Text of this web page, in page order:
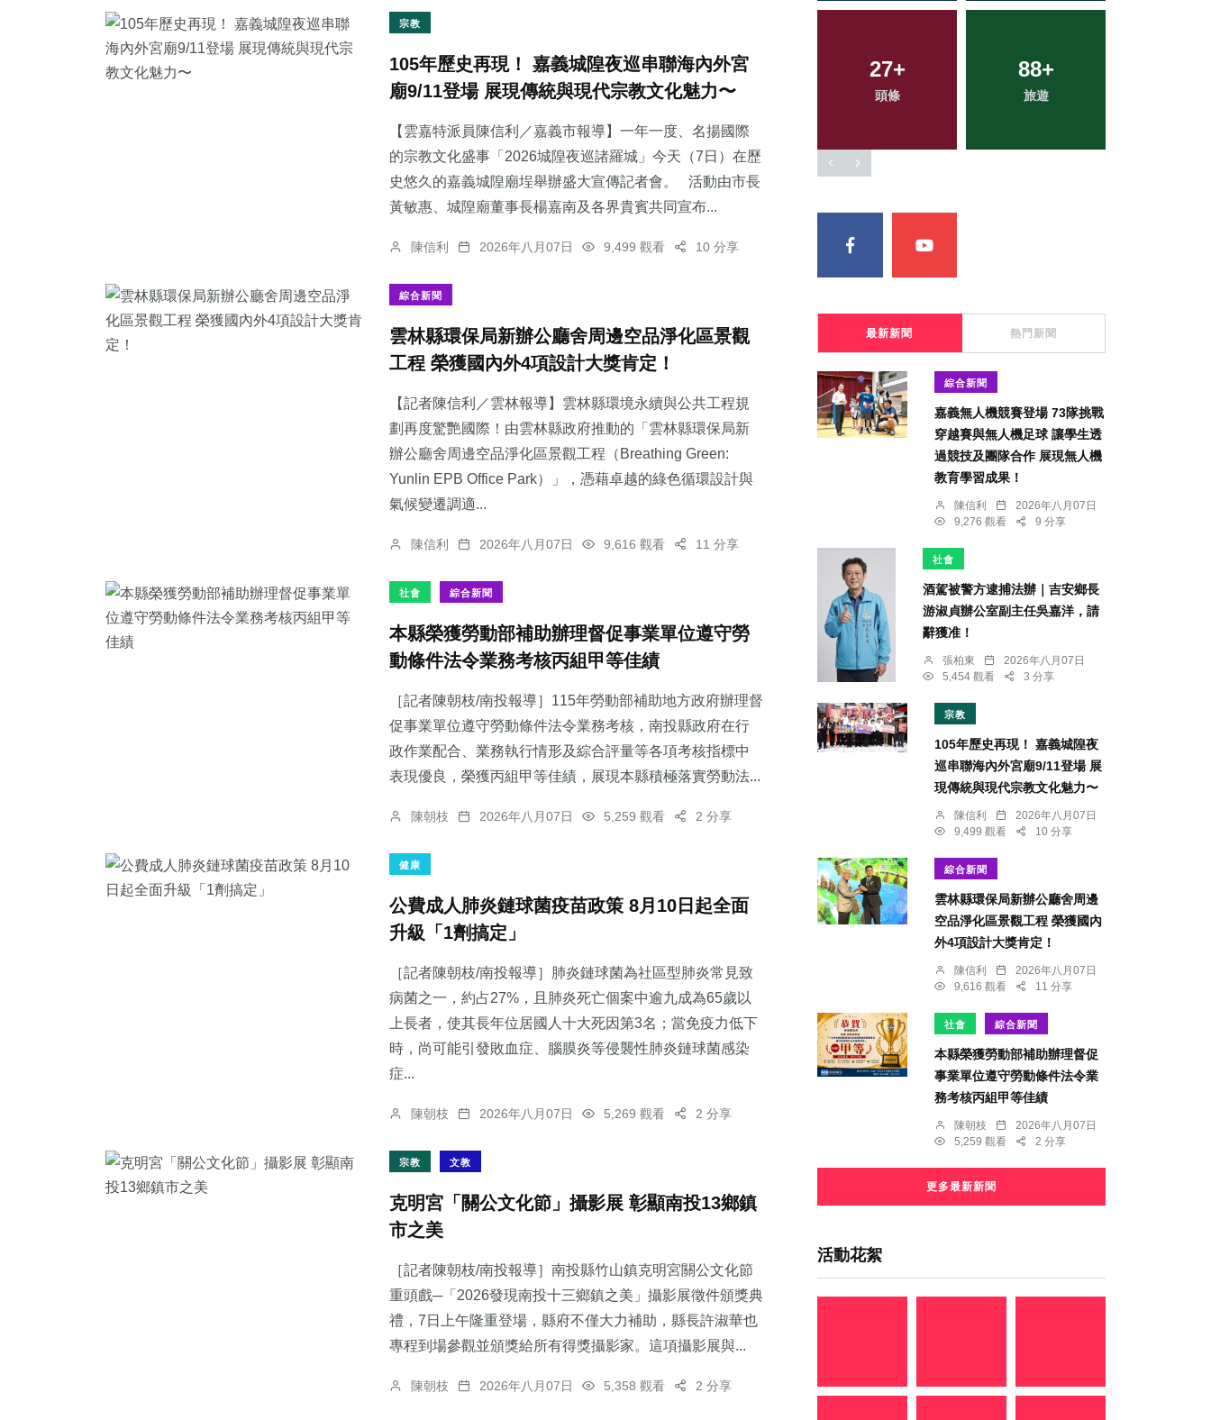
宗教
105年歷史再現！ 嘉義城隍夜巡串聯海內外宮
廟9/11登場 展現傳統與現代宗教文化魅力〜
【雲嘉特派員陳信利／嘉義市報導】一年一度、名揚國際
的宗教文化盛事「2026城隍夜巡諸羅城」今天（7日）在歷
史悠久的嘉義城隍廟埕舉辦盛大宣傳記者會。 活動由市長
黃敏惠、城隍廟董事長楊嘉南及各界貴賓共同宣布...
陳信利 2026年八月07日 9,499 觀看 10 分享
綜合新聞
雲林縣環保局新辦公廳舍周邊空品淨化區景觀
工程 榮獲國內外4項設計大獎肯定！
【記者陳信利／雲林報導】雲林縣環境永續與公共工程規
劃再度驚艷國際！由雲林縣政府推動的「雲林縣環保局新
辦公廳舍周邊空品淨化區景觀工程（Breathing Green:
Yunlin EPB Office Park）」，憑藉卓越的綠色循環設計與
氣候變遷調適...
陳信利 2026年八月07日 9,616 觀看 11 分享
社會 綜合新聞
本縣榮獲勞動部補助辦理督促事業單位遵守勞
動條件法令業務考核丙組甲等佳績
［記者陳朝枝/南投報導］115年勞動部補助地方政府辦理督
促事業單位遵守勞動條件法令業務考核，南投縣政府在行
政作業配合、業務執行情形及綜合評量等各項考核指標中
表現優良，榮獲丙組甲等佳績，展現本縣積極落實勞動法...
陳朝枝 2026年八月07日 5,259 觀看 2 分享
健康
公費成人肺炎鏈球菌疫苗政策 8月10日起全面
升級「1劑搞定」
［記者陳朝枝/南投報導］肺炎鏈球菌為社區型肺炎常見致
病菌之一，約占27%，且肺炎死亡個案中逾九成為65歲以
上長者，使其長年位居國人十大死因第3名；當免疫力低下
時，尚可能引發敗血症、腦膜炎等侵襲性肺炎鏈球菌感染
症...
陳朝枝 2026年八月07日 5,269 觀看 2 分享
宗教 文教
克明宮「關公文化節」攝影展 彰顯南投13鄉鎮
市之美
［記者陳朝枝/南投報導］南投縣竹山鎮克明宮關公文化節
重頭戲─「2026發現南投十三鄉鎮之美」攝影展徵件頒獎典
禮，7日上午隆重登場，縣府不僅大力補助，縣長許淑華也
專程到場參觀並頒獎給所有得獎攝影家。這項攝影展與...
陳朝枝 2026年八月07日 5,358 觀看 2 分享
19+ 27+
頭條
88
旅遊
127+
文教
19+
科技新知
最新新聞 熱門新聞
綜合新聞
嘉義無人機競賽登場 73隊挑戰
穿越賽與無人機足球 讓學生透
過競技及團隊合作 展現無人機
教育學習成果！
陳信利
2026年八月07日
9,276 觀看
9 分享
社會
酒駕被警方逮捕法辦｜吉安鄉長
游淑貞辦公室副主任吳嘉洋，請
辭獲准！
張柏東
2026年八月07日
5,454 觀看
3 分享
宗教
105年歷史再現！ 嘉義城隍夜
巡串聯海內外宮廟9/11登場 展
現傳統與現代宗教文化魅力〜
陳信利
2026年八月07日
9,499 觀看
10 分享
綜合新聞
雲林縣環保局新辦公廳舍周邊
空品淨化區景觀工程 榮獲國內
外4項設計大獎肯定！
陳信利
2026年八月07日
9,616 觀看
11 分享
社會 綜合新聞
本縣榮獲勞動部補助辦理督促
事業單位遵守勞動條件法令業
務考核丙組甲等佳績
陳朝枝
2026年八月07日
5,259 觀看
2 分享
更多最新新聞
活動花絮